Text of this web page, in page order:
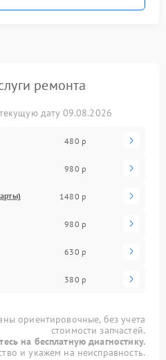
ремонта
дату 09.08.2026
480 р
980 р
1480 р
980 р
630 р
380 р
ориентировочные, без учета
стоимости запчастей.
на бесплатную диагностику.
и укажем на неисправность.